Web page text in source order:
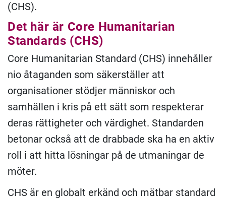
(CHS).
Det här är Core Humanitarian
Standards (CHS)
Core Humanitarian Standard (CHS) innehåller
nio åtaganden som säkerställer att
organisationer stödjer människor och
samhällen i kris på ett sätt som respekterar
deras rättigheter och värdighet. Standarden
betonar också att de drabbade ska ha en aktiv
roll i att hitta lösningar på de utmaningar de
möter.
CHS är en globalt erkänd och mätbar standard